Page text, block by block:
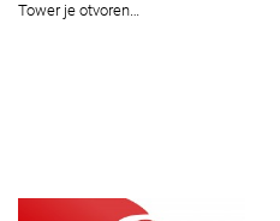
Tower je otvoren…